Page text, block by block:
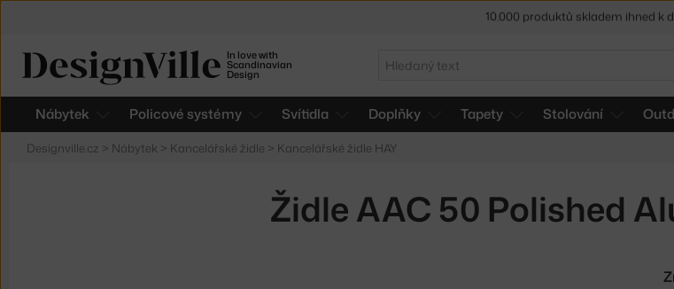
In love with
Scandinavian
Design
Hledat
Nábytek Policové systémy Svítidla Doplňky Tapety Stolování
Designville.cz > Nábytek > Kancelářské židle > Kancelářské židle HAY
Židle AAC 50 Polished
Sleva 5 % pro odběratele